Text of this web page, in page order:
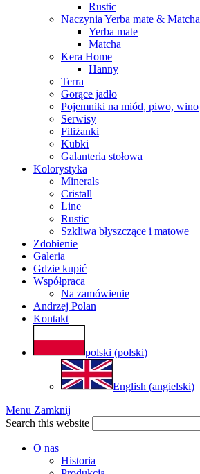
Rustic
Naczynia Yerba mate & Matcha
Yerba mate
Matcha
Kera Home
Hanny
Terra
Gorące jadło
Pojemniki na miód, piwo, wino
Serwisy
Filiżanki
Kubki
Galanteria stołowa
Kolorystyka
Minerals
Cristall
Line
Rustic
Szkliwa błyszczące i matowe
Zdobienie
Galeria
Gdzie kupić
Współpraca
Na zamówienie
Andrzej Polan
Kontakt
polski (polski)
English (angielski)
Menu Zamknij
Search this website
O nas
Historia